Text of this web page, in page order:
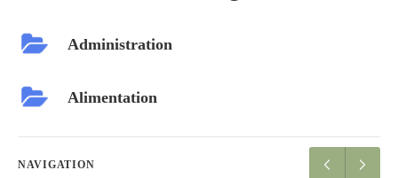
Administration
Alimentation
NAVIGATION